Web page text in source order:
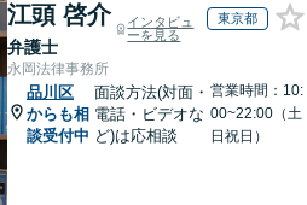
江頭 啓介
弁護士
インタビュ
ーを見る
東京都
永岡法律事務所
品川区
からも相
談受付中
面談方法(対面・
電話・ビデオな
ど)は応相談
営業時間：10:
00~22:00（土
日祝日）